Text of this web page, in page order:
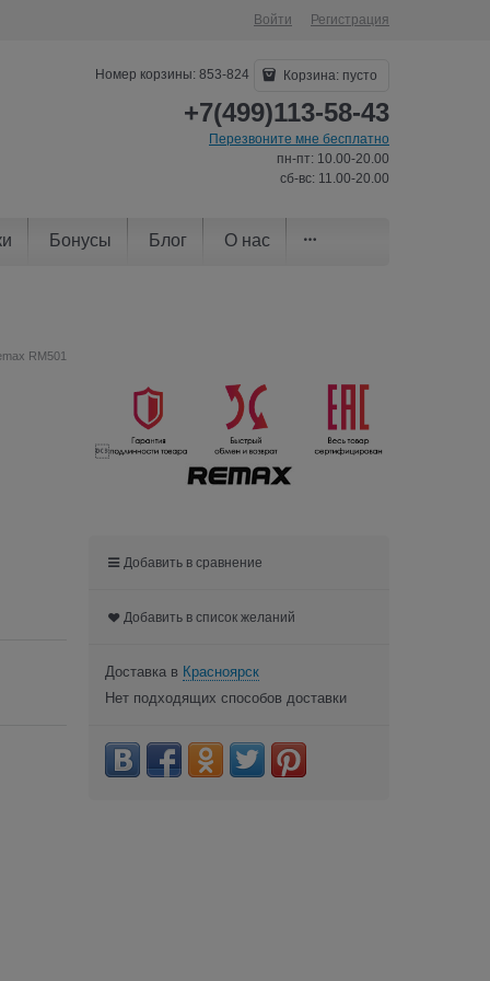
Войти Регистрация
Номер корзины: 853-824 Корзина: пусто
+7(499)113-58-43
Перезвоните мне бесплатно
пн-пт: 10.00-20.00
сб-вс: 11.00-20.00
Бонусы Блог О нас
RM501

Добавить в сравнение
Добавить в список желаний
Доставка в Красноярск
Нет подходящих способов доставки